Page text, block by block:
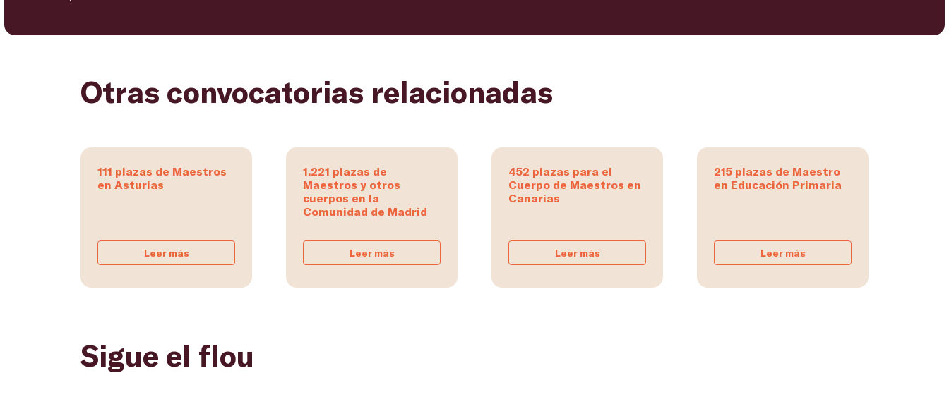
Otras convocatorias relacionadas
111 plazas de Maestros
en Asturias
Leer más
1.221 plazas de
Maestros y otros
cuerpos en la
Comunidad de Madrid
Leer más
452 plazas para el
Cuerpo de Maestros en
Canarias
Leer más
215 plazas de Maestro
en Educación Primaria
Leer más
Sigue el flou